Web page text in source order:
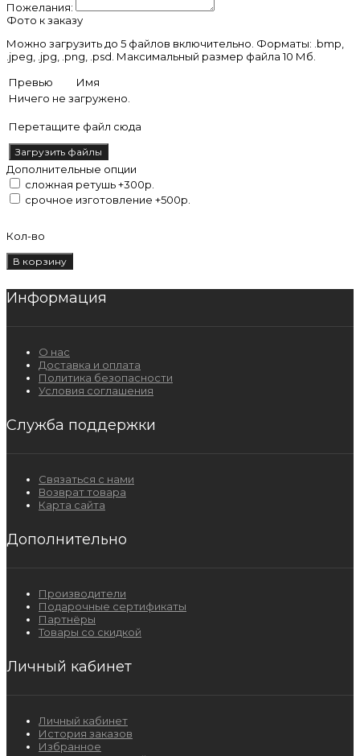
Пожелания:
Фото к заказу
Можно загрузить до 5 файлов включительно. Форматы: .bmp,
.jpeg, .jpg, .png, .psd. Максимальный размер файла 10 Мб.
Превью
Имя
Ничего не загружено.
Перетащите файл сюда
Загрузить файлы
Дополнительные опции
сложная ретушь +300р.
срочное изготовление +500р.
Кол-во
Информация
О нас
Доставка и оплата
Политика безопасности
Условия соглашения
Служба поддержки
Связаться с нами
Возврат товара
Карта сайта
Дополнительно
Производители
Подарочные сертификаты
Партнёры
Товары со скидкой
Личный кабинет
Личный кабинет
История заказов
Избранное